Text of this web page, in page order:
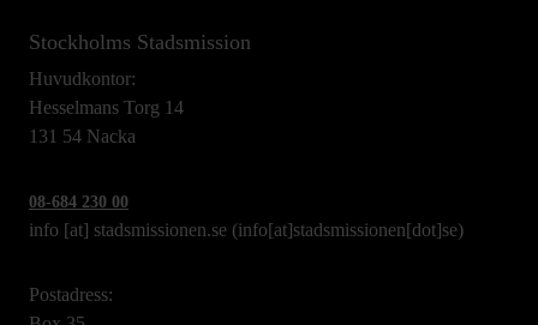
Stockholms Stadsmission
Huvudkontor:
Hesselmans Torg 14
131 54 Nacka
08-684 230 00
info [at] stadsmissionen.se (info[at]stadsmissionen[dot]se)
Postadress: